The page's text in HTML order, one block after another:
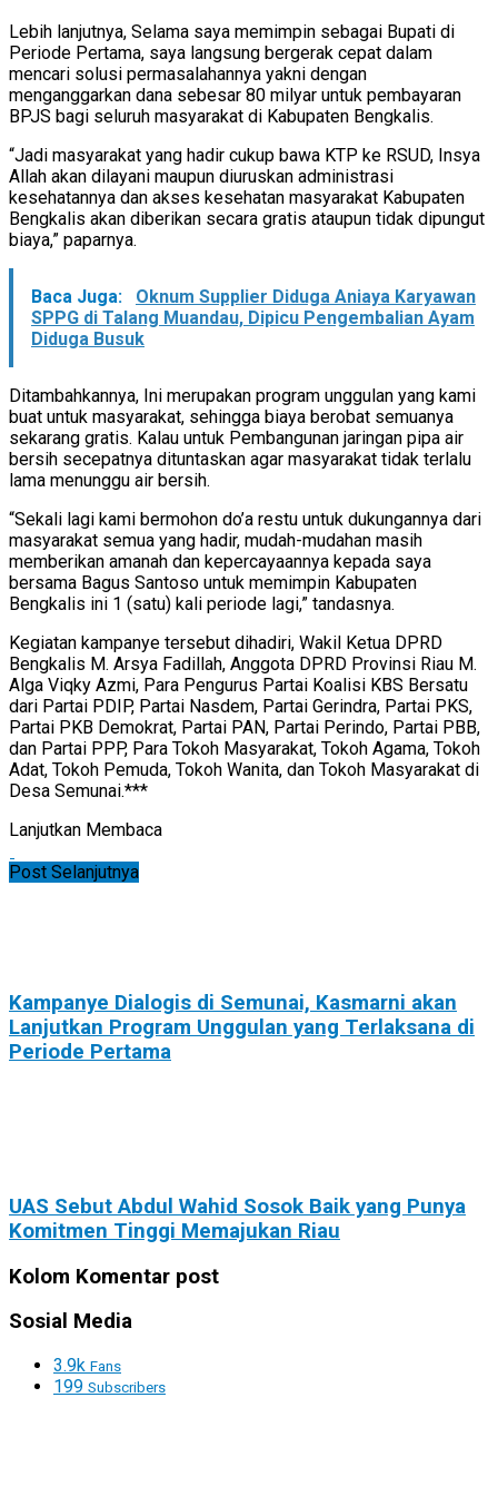
Lebih lanjutnya, Selama saya memimpin sebagai Bupati di
Periode Pertama, saya langsung bergerak cepat dalam
mencari solusi permasalahannya yakni dengan
menganggarkan dana sebesar 80 milyar untuk pembayaran
BPJS bagi seluruh masyarakat di Kabupaten Bengkalis.
“Jadi masyarakat yang hadir cukup bawa KTP ke RSUD, Insya
Allah akan dilayani maupun diuruskan administrasi
kesehatannya dan akses kesehatan masyarakat Kabupaten
Bengkalis akan diberikan secara gratis ataupun tidak dipungut
biaya,” paparnya.
Baca Juga:
Oknum Supplier Diduga Aniaya Karyawan
SPPG di Talang Muandau, Dipicu Pengembalian Ayam
Diduga Busuk
Ditambahkannya, Ini merupakan program unggulan yang kami
buat untuk masyarakat, sehingga biaya berobat semuanya
sekarang gratis. Kalau untuk Pembangunan jaringan pipa air
bersih secepatnya dituntaskan agar masyarakat tidak terlalu
lama menunggu air bersih.
“Sekali lagi kami bermohon do’a restu untuk dukungannya dari
masyarakat semua yang hadir, mudah-mudahan masih
memberikan amanah dan kepercayaannya kepada saya
bersama Bagus Santoso untuk memimpin Kabupaten
Bengkalis ini 1 (satu) kali periode lagi,” tandasnya.
Kegiatan kampanye tersebut dihadiri, Wakil Ketua DPRD
Bengkalis M. Arsya Fadillah, Anggota DPRD Provinsi Riau M.
Alga Viqky Azmi, Para Pengurus Partai Koalisi KBS Bersatu
dari Partai PDIP, Partai Nasdem, Partai Gerindra, Partai PKS,
Partai PKB Demokrat, Partai PAN, Partai Perindo, Partai PBB,
dan Partai PPP, Para Tokoh Masyarakat, Tokoh Agama, Tokoh
Adat, Tokoh Pemuda, Tokoh Wanita, dan Tokoh Masyarakat di
Desa Semunai.***
Lanjutkan Membaca
Post Selanjutnya
Kampanye Dialogis di Semunai, Kasmarni akan
Lanjutkan Program Unggulan yang Terlaksana di
Periode Pertama
UAS Sebut Abdul Wahid Sosok Baik yang Punya
Komitmen Tinggi Memajukan Riau
Kolom Komentar post
Sosial Media
3.9k Fans
199 Subscribers